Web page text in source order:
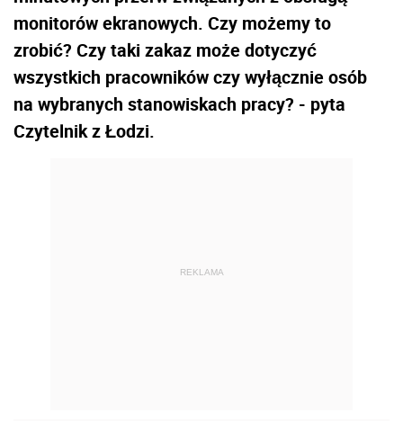
monitorów ekranowych. Czy możemy to
zrobić? Czy taki zakaz może dotyczyć
wszystkich pracowników czy wyłącznie osób
na wybranych stanowiskach pracy? - pyta
Czytelnik z Łodzi.
REKLAMA